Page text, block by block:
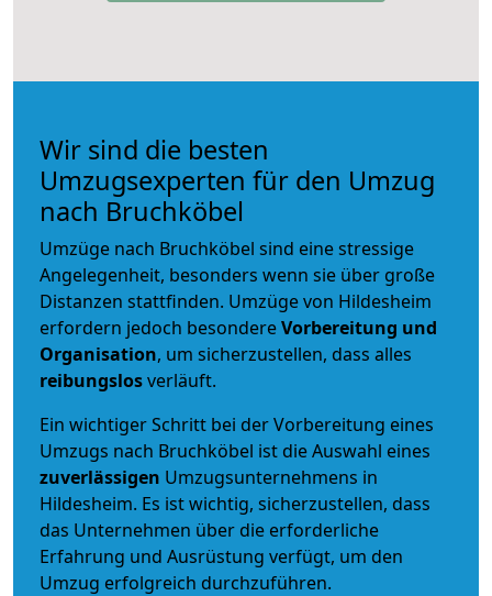
Wir sind die besten
Umzugsexperten für den Umzug
nach Bruchköbel
Umzüge nach Bruchköbel sind eine stressige
Angelegenheit, besonders wenn sie über große
Distanzen stattfinden. Umzüge von Hildesheim
erfordern jedoch besondereVorbereitung und
Organisation, um sicherzustellen, dass alles
reibungslosverläuft.
Ein wichtiger Schritt bei der Vorbereitung eines
Umzugs nach Bruchköbel ist die Auswahl eines
zuverlässigen Umzugsunternehmens in
Hildesheim. Es ist wichtig, sicherzustellen, dass
das Unternehmen über die erforderliche
Erfahrung und Ausrüstung verfügt, um den
Umzug erfolgreich durchzuführen.